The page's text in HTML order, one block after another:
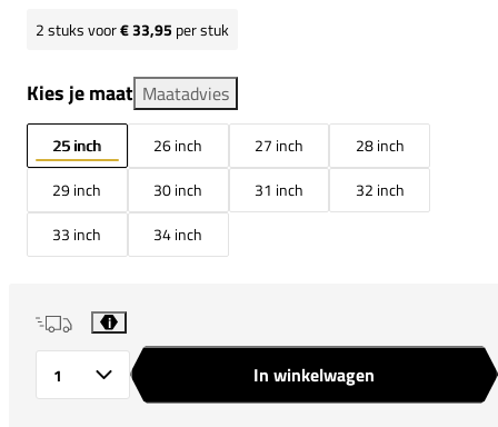
2stuks voor€ 33,95 per stuk
Kies je maat Maatadvies
25 inch 26 inch 27 inch
28 inch
29 inch
30 inch 31 inch
32 inch
33 inch
34 inch
i
In winkelwagen